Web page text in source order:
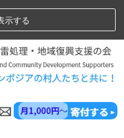
示する